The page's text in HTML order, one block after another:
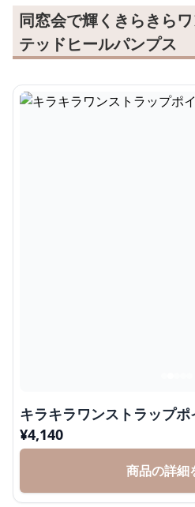
同窓会で輝くきらきら
テッドヒールパンプス
キラキラワンストラップ
¥4,140
商品の詳細